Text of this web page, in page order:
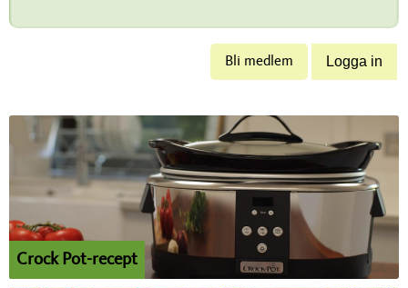
Bli medlem
Crock Pot-recept